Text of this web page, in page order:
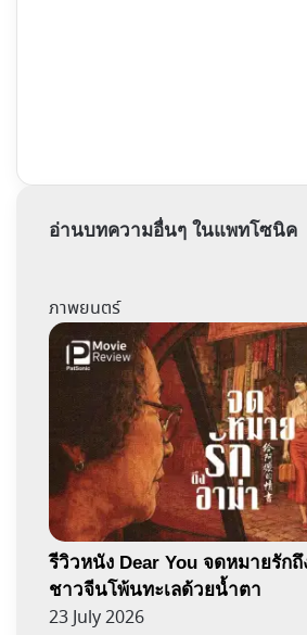
อ่านบทความอื่นๆ ในแพทโซนิค
ภาพยนตร์
รีวิวหนัง Dear You จดหมายรัก
ชาวจีนโพ้นทะเลด้วยน้ำตา
23 July 2026